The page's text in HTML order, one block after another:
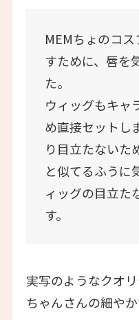
MEMちょのコ
すために、唇を
た。
ウィッグもキャ
め直接セットし
り目立たないた
と似てるふうに
ィッグの目立た
す。
実写のようなクオ
ちゃんさんの細や